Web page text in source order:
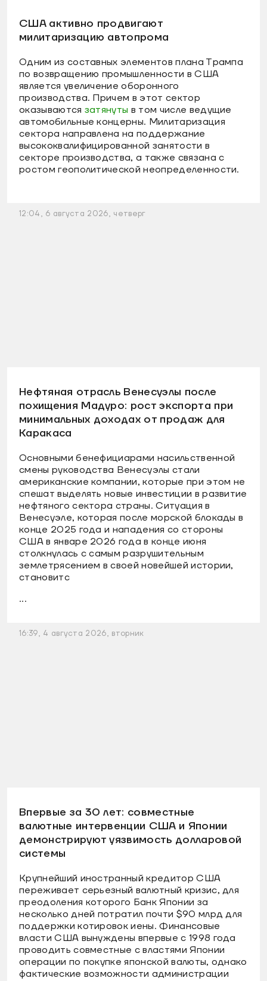
США активно продвигают
милитаризацию автопрома
Одним из составных элементов плана Трампа
по возвращению промышленности в США
является увеличение оборонного
производства. Причем в этот сектор
оказываются затянуты в том числе ведущие
автомобильные концерны. Милитаризация
сектора направлена на поддержание
высококвалифицированной занятости в
секторе производства, а также связана с
ростом геополитической неопределенности.
12:04, 6 августа 2026, четверг
Нефтяная отрасль Венесуэлы после
похищения Мадуро: рост экспорта при
минимальных доходах от продаж для
Каракаса
Основными бенефициарами насильственной
смены руководства Венесуэлы стали
американские компании, которые при этом не
спешат выделять новые инвестиции в развитие
нефтяного сектора страны. Ситуация в
Венесуэле, которая после морской блокады в
конце 2025 года и нападения со стороны
США в январе 2026 года в конце июня
столкнулась с самым разрушительным
землетрясением в своей новейшей истории,
становитс
...
16:39, 4 августа 2026, вторник
Впервые за 30 лет: совместные
валютные интервенции США и Японии
демонстрируют уязвимость долларовой
системы
Крупнейший иностранный кредитор США
переживает серьезный валютный кризис, для
преодоления которого Банк Японии за
несколько дней потратил почти $90 млрд для
поддержки котировок иены. Финансовые
власти США вынуждены впервые с 1998 года
проводить совместные с властями Японии
операции по покупке японской валюты, однако
фактические возможности администрации